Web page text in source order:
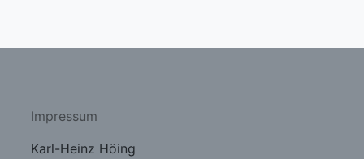
Impressum
Karl-Heinz Höing